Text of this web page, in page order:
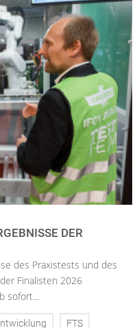
DER
des Praxistests und des
Finalisten 2026
sofort...
FTS